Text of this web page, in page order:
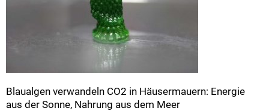
Blaualgen verwandeln CO2 in Häusermauern: Energie
aus der Sonne, Nahrung aus dem Meer